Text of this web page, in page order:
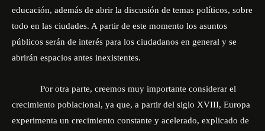
educación, además de abrir la discusión de temas políticos, sobre
todo en las ciudades. A partir de este momento los asuntos
públicos serán de interés para los ciudadanos en general y se
abrirán espacios antes inexistentes.
Por otra parte, creemos muy importante considerar el
crecimiento poblacional, ya que, a partir del siglo XVIII, Europa
experimenta un crecimiento constante y acelerado, explicado de